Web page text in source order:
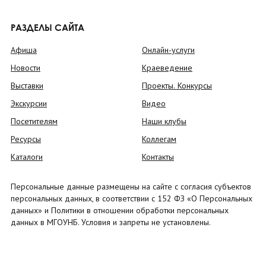
РАЗДЕЛЫ САЙТА
Афиша
Новости
Выставки
Экскурсии
Посетителям
Ресурсы
Каталоги
Онлайн-услуги
Краеведение
Проекты. Конкурсы
Видео
Наши клубы
Коллегам
Контакты
Персональные данные размещены на сайте с согласия субъектов
персональных данных, в соответствии с 152 ФЗ «О Персональных
данных» и Политики в отношении обработки персональных
данных в МГОУНБ. Условия и запреты не установлены.